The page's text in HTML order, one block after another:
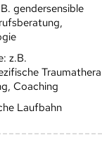
gendersensible
z.B.
Coaching
Laufbahn